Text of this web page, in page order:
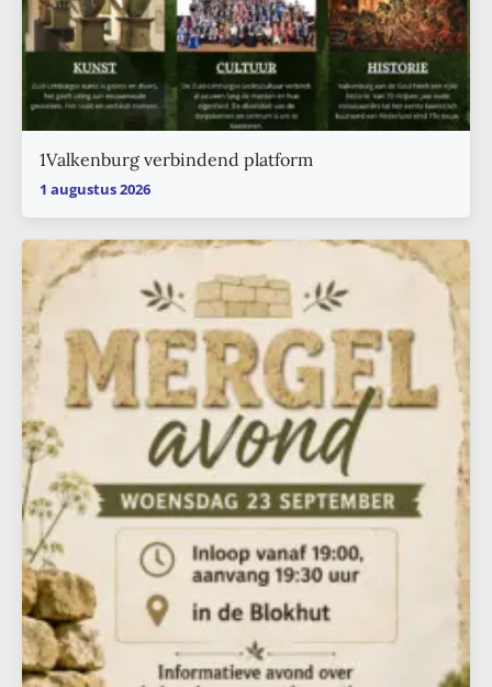
1Valkenburg verbindend platform
1 augustus 2026